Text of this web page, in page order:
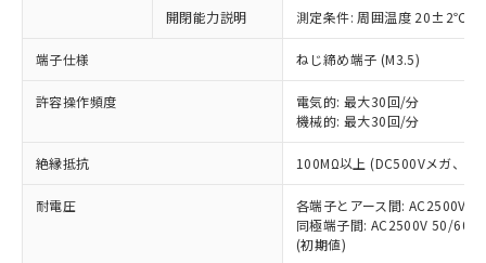
開閉能力説明 測定条件: 周囲温度 20±2℃、
端子仕様 ねじ締め端子 (M3.5)
許容操作頻度
電気的: 最大30回/分
機械的: 最大30回/分
絶縁抵抗 100MΩ以上 (DC500Vメガ、点
耐電圧
各端子とアース間: AC2500V
同極端子間: AC2500V 50/
(初期値)
商品の当社在庫状況および標準価格
(税抜)を提供させていただくもので
当社制御機器事業取扱商品の中には、
本サービスの対象外となる商品もある
ことをご了承ください。
在庫状況および標準価格照会結果は、
記載している更新日時点での社内デー
タに基づき作成されるものであり、閲
覧された時点での実際の在庫および標
準価格とは異なる場合があることをご
非該当品：ライセンス料など無形物で、有
害物質有無と関係のない商品です。
仕入先様の事情により、非含有部品として
いたものが、含有品と判明した場合などや
むを得ず変更することがあります。
六価クロム(Cr(Ⅵ)) 1000ppm以下、ポリ臭化ビフェニル
類(PBB) 1000ppm以下、ポリ臭化ジフェニルエーテル類
「○」：最大均質材料含有率が中国RoHSの
基準値以下であることを示します。
「×」：最大均質材料含有率が中国RoHSの
基準値を超えていることを示します。
「－」：未確認です。当社販売部門へお問
*中国RoHS10物質の基準値 (GB/T26572)：
Pb(鉛) :1000ppm、 Hg(水銀) : 1000ppm、 Cd(カドミウ
Cr(Ⅵ)(六価クロム) : 1000ppm、 PBBs(ポリ臭化ビフェ
当社は、これら貴社製品のうち、外国
為替および外国貿易法に定める商品
（以下｢規制貨物等」という）を輸出
または国外への提供する場合は、日本
国政府の輸出許可(または役務取引許
可)を取得するなどの必要な手続きを